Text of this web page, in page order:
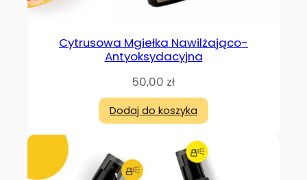
Cytrusowa Mgiełka Nawilżająco-
Antyoksydacyjna
50,00 zł
Dodaj do koszyka